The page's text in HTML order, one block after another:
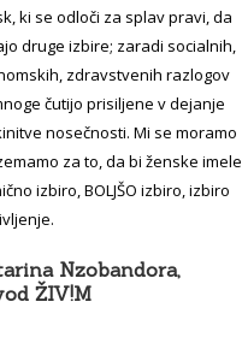
ki se odloči za splav pravi, da
druge izbire; zaradi socialnih,
zdravstvenih razlogov
čutijo prisiljene v dejanje
nosečnosti. Mi se moramo
za to, da bi ženske imele
izbiro, BOLJŠO izbiro, izbiro
Nzobandora,
ŽIV!M